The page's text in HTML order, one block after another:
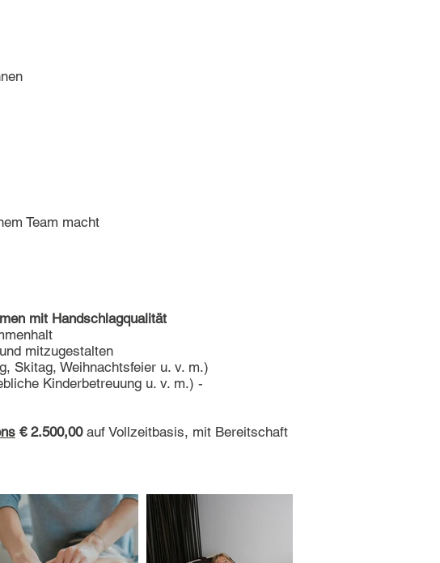
Team macht
mit Handschlagqualität
mitzugestalten
Skitag, Weihnachtsfeier u. v. m.)
Kinderbetreuung u. v. m.) -
€ 2.500,00 auf Vollzeitbasis, mit Bereitschaft